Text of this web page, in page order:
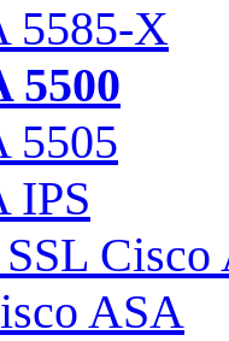
5585-X
5500
5505
IPS
Cisco
ASA